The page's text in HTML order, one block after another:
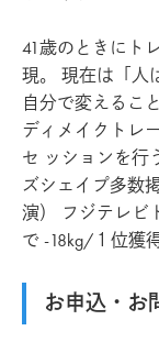
41歳のときにト
現。 現在は「人
自分で変えるこ
ディメイクトレ
セ ッションを行
ズシェイプ多数
演） フジテレビ
で -18kg/１位獲
お申込・お